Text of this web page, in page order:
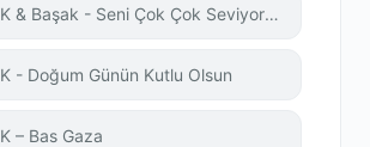
İsmail YK & Başak - Seni Çok Çok Seviyorum
- Doğum Günün Kutlu Olsun
– Bas Gaza